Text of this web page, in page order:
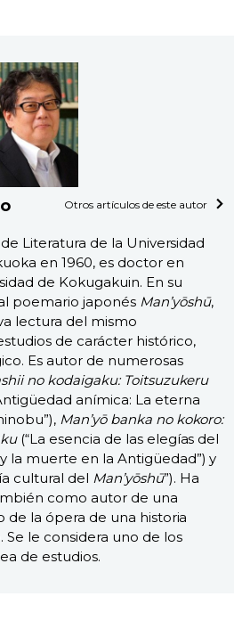
Otros artículos de este autor
Literatura de la Universidad
en 1960, es doctor en
de Kokugakuin. En su
poemario japonés Man’yōshū,
lectura del mismo
de carácter histórico,
Es autor de numerosas
no kodaigaku: Toitsuzukeru
anímica: La eterna
Man’yō banka no kokoro:
(“La esencia de las elegías del
la muerte en la Antigüedad”) y
cultural del Man’yōshū”). Ha
como autor de una
de la ópera de una historia
le considera uno de los
de estudios.